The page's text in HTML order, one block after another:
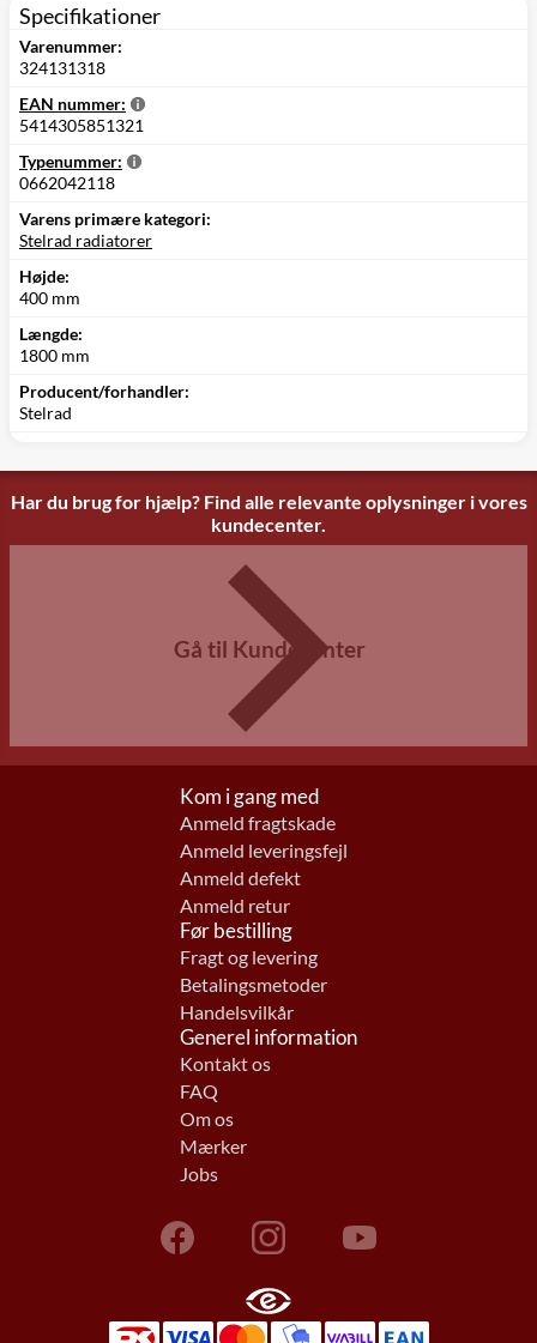
Specifikationer
Varenummer:
324131318
EAN nummer:
5414305851321
Typenummer:
0662042118
Varens primære kategori:
Stelrad radiatorer
Højde:
400 mm
Længde:
1800 mm
Producent/forhandler:
Stelrad
Har du brug for hjælp? Find alle relevante oplysninger i vores
kundecenter.
Gå til Kundecenter
Kom i gang med
Anmeld fragtskade
Anmeld leveringsfejl
Anmeld defekt
Anmeld retur
Før bestilling
Fragt og levering
Betalingsmetoder
Handelsvilkår
Generel information
Kontakt os
FAQ
Om os
Mærker
Jobs